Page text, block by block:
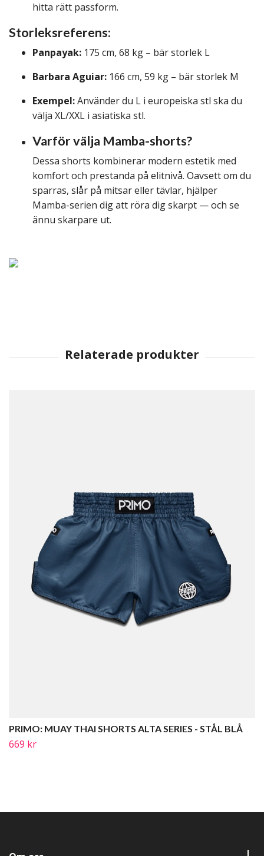
hitta rätt passform.
Storleksreferens:
Panpayak: 175 cm, 68 kg – bär storlek L
Barbara Aguiar: 166 cm, 59 kg – bär storlek M
Exempel:Använder du L i europeiska stl ska du
välja XL/XXL i asiatiska stl.
Varför välja Mamba-shorts?
Dessa shorts kombinerar modern estetik med
komfort och prestanda på elitnivå. Oavsett om du
sparras, slår på mitsar eller tävlar, hjälper
Mamba-serien dig att röra dig skarpt — och se
ännu skarpare ut.
PRIMO: MUAY THAI SHORTS ALTA SERIES - STÅL BLÅ
669 kr